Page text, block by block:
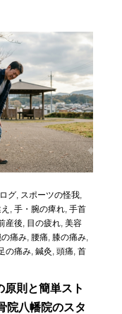
グ, スポーツの怪我,
, 手・腕の痺れ, 手首
産後, 目の疲れ, 美容
の痛み, 腰痛, 膝の痛み,
の痛み, 鍼灸, 頭痛, 首
原則と簡単スト
院八幡院のスタ